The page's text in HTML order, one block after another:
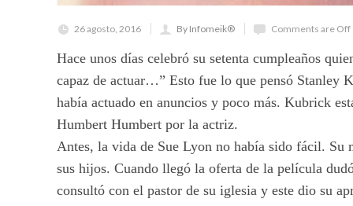
26 agosto, 2016 By Infomeik® Comments are Off
Hace unos días celebró su setenta cumpleaños
capaz de actuar…” Esto fue lo que pensó Stanley
había actuado en anuncios y poco más. Kubrick
Humbert Humbert por la actriz.
Antes, la vida de Sue Lyon no había sido fácil. Su
sus hijos. Cuando llegó la oferta de la película
consultó con el pastor de su iglesia y este dio su